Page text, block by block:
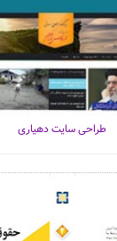
طراحی سایت دهیاری